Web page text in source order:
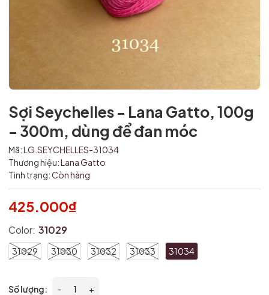
Sợi Seychelles - Lana Gatto, 100g
- 300m, dùng để đan móc
Mã:LG.SEYCHELLES-31034
Thương hiệu:Lana Gatto
Tình trạng:Còn hàng
425.000₫
Color: 31029
31029 31030 31032 31033 31034
Số lượng: - +
Mã giảm giá: